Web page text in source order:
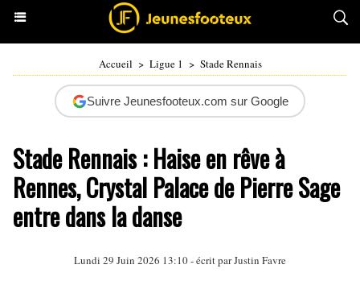
Accueil > Ligue 1 > Stade Rennais
Suivre Jeunesfooteux.com sur Google
Stade Rennais : Haise en rêve à
Rennes, Crystal Palace de Pierre Sage
entre dans la danse
Lundi 29 Juin 2026 13:10 - écrit parJustin Favre